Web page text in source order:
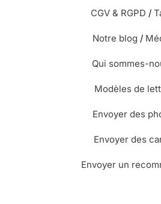
CGV & RGPD /
Notre blog /
Qui sommes-
Modèles de
Envoyer des
Envoyer des
Envoyer un